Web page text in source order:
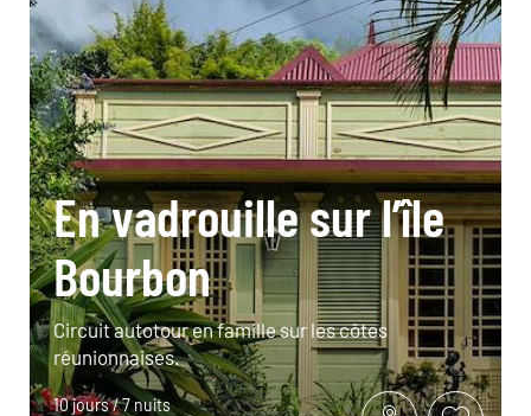
En vadrouille sur l’île
Bourbon
Circuit autotour en famille sur les côtes
réunionnaises.
10 jours / 7 nuits